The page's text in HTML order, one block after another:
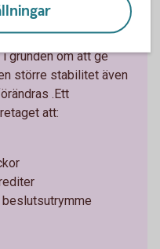
viktig
grunden om att ge
större stabilitet även
.Ett
att: